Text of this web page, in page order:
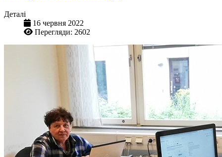
Деталі
16 червня 2022
Перегляди: 2602